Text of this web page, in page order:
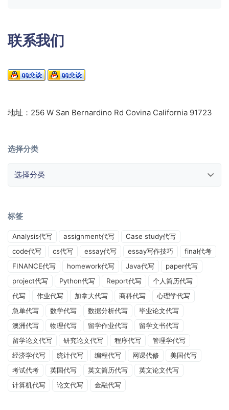
联系我们
地址：256 W San Bernardino Rd Covina California 91723
选择分类
标签
Analysis代写 assignment代写
Case study代写
code代写
cs代写 essay代写 essay写作技巧
final代考
FINANCE代写
homework代写 Java代写
paper代写
project代写
Python代写 Report代写
个人简历代写
代写
作业代写 加拿大代写 商科代写
心理学代写
急单代写
数学代写 数据分析代写
毕业论文代写
澳洲代写
物理代写 留学作业代写
留学文书代写
留学论文代写
研究论文代写 程序代写
管理学代写
经济学代写
统计代写 编程代写 网课代修
美国代写
考试代考
英国代写 英文简历代写
英文论文代写
计算机代写
论文代写 金融代写